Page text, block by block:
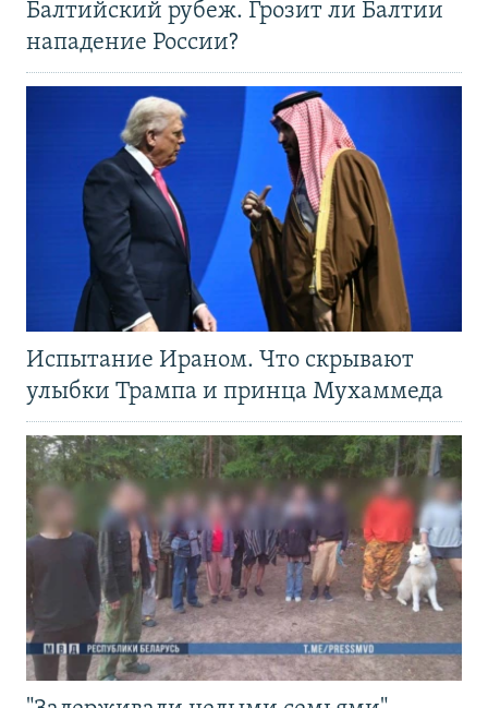
Балтийский рубеж. Грозит ли Балтии
нападение России?
Испытание Ираном. Что скрывают
улыбки Трампа и принца Мухаммеда